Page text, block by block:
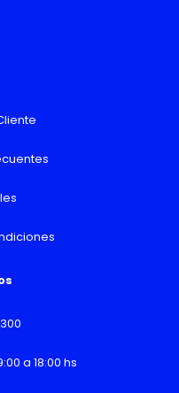
a 18:00 hs